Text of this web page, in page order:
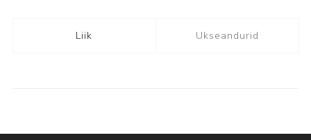
Liik Ukseandurid